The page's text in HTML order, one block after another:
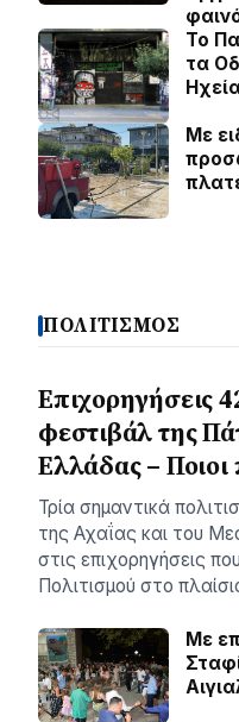
Το
τα
Με
ΠΟΛΙΤΙΣΜΟΣ
Επιχορηγήσεις
φεστιβάλ της
Ελλάδας –
Τρία σημαντικά
της Αχαΐας και του
στις επιχορηγήσεις
Πολιτισμού στο
Με